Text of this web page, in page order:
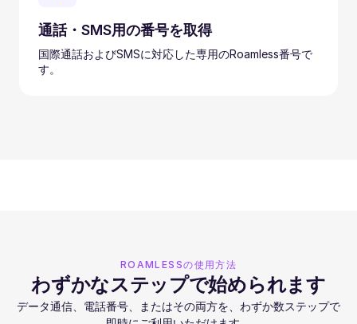
通話・SMS用の番号を取得
国際通話およびSMSに対応した専用のRoamless番号で
す。
ROAMLESSの使用方法
わずかなステップで始められます
データ通信、電話番号、またはその両方を、わずか数ステップで